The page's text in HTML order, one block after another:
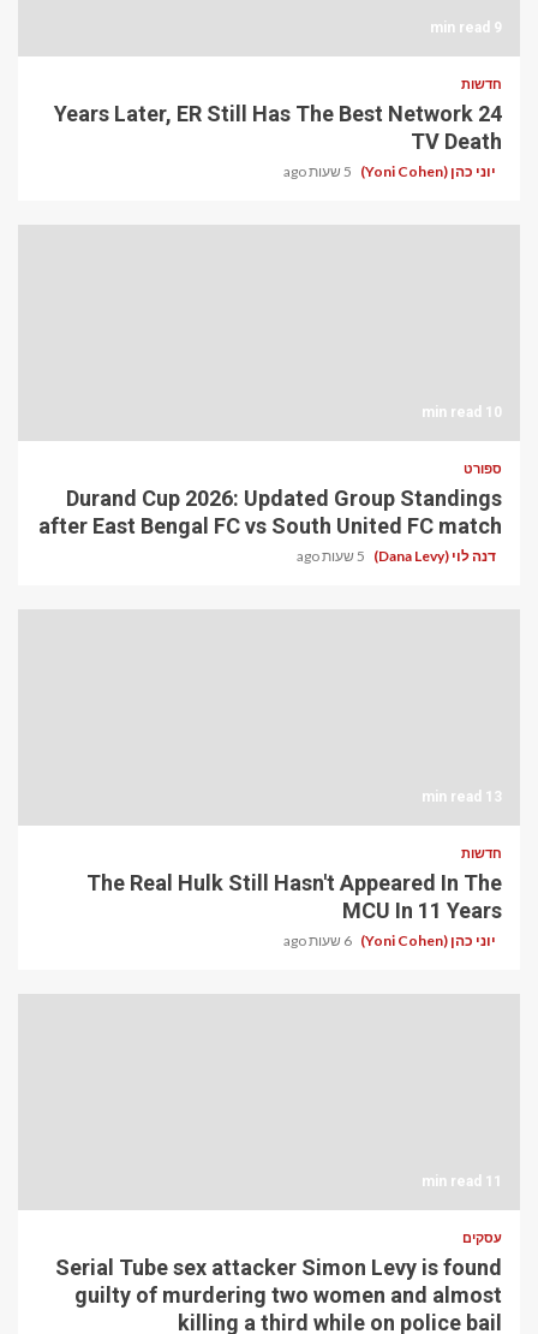
9 min read
חדשות
24 Years Later, ER Still Has The Best Network
TV Death
יוני כהן (Yoni Cohen) 5 שעות ago
10 min read
ספורט
Durand Cup 2026: Updated Group Standings
after East Bengal FC vs South United FC match
דנה לוי (Dana Levy) 5 שעות ago
13 min read
חדשות
The Real Hulk Still Hasn't Appeared In The
MCU In 11 Years
יוני כהן (Yoni Cohen) 6 שעות ago
11 min read
עסקים
Serial Tube sex attacker Simon Levy is found
guilty of murdering two women and almost
killing a third while on police bail